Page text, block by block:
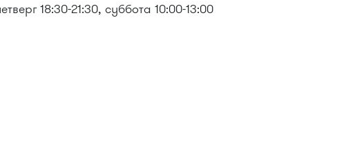
18:30-21:30, суббота 10:00-13:00